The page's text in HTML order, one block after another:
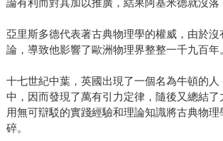
論有利而對其加以推廣，結果阿基米德就沒落
亞里斯多德代表著古典物理學的權威，由於沒
論，導致他影響了歐洲物理界整整一千九百年
十七世紀中葉，英國出現了一個名為牛頓的人
中，因而發現了萬有引力定律，隨後又總結
用無可辯駁的實踐經驗和理論知識將古典物
碎。